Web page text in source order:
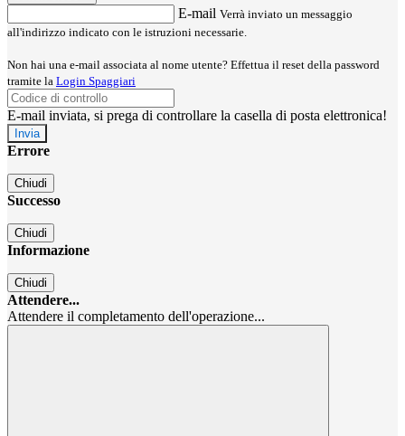
E-mail Verrà inviato un messaggio
all'indirizzo indicato con le istruzioni necessarie.
Non hai una e-mail associata al nome utente? Effettua il reset della password
tramite la Login Spaggiari
E-mail inviata, si prega di controllare la casella di posta elettronica!
Errore
Chiudi
Successo
Chiudi
Informazione
Chiudi
Attendere...
Attendere il completamento dell'operazione...